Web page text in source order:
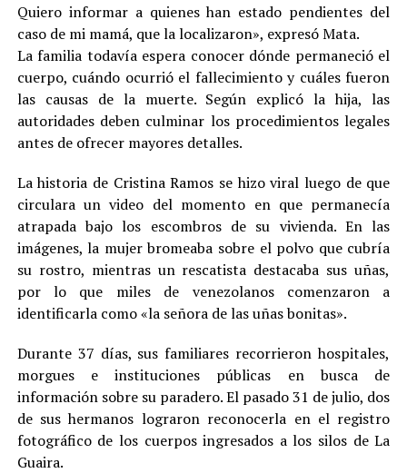
Quiero informar a quienes han estado pendientes del
caso de mi mamá, que la localizaron», expresó Mata.
La familia todavía espera conocer dónde permaneció el
cuerpo, cuándo ocurrió el fallecimiento y cuáles fueron
las causas de la muerte. Según explicó la hija, las
autoridades deben culminar los procedimientos legales
antes de ofrecer mayores detalles.
La historia de Cristina Ramos se hizo viral luego de que
circulara un video del momento en que permanecía
atrapada bajo los escombros de su vivienda. En las
imágenes, la mujer bromeaba sobre el polvo que cubría
su rostro, mientras un rescatista destacaba sus uñas,
por lo que miles de venezolanos comenzaron a
identificarla como «la señora de las uñas bonitas».
Durante 37 días, sus familiares recorrieron hospitales,
morgues e instituciones públicas en busca de
información sobre su paradero. El pasado 31 de julio, dos
de sus hermanos lograron reconocerla en el registro
fotográfico de los cuerpos ingresados a los silos de La
Guaira.